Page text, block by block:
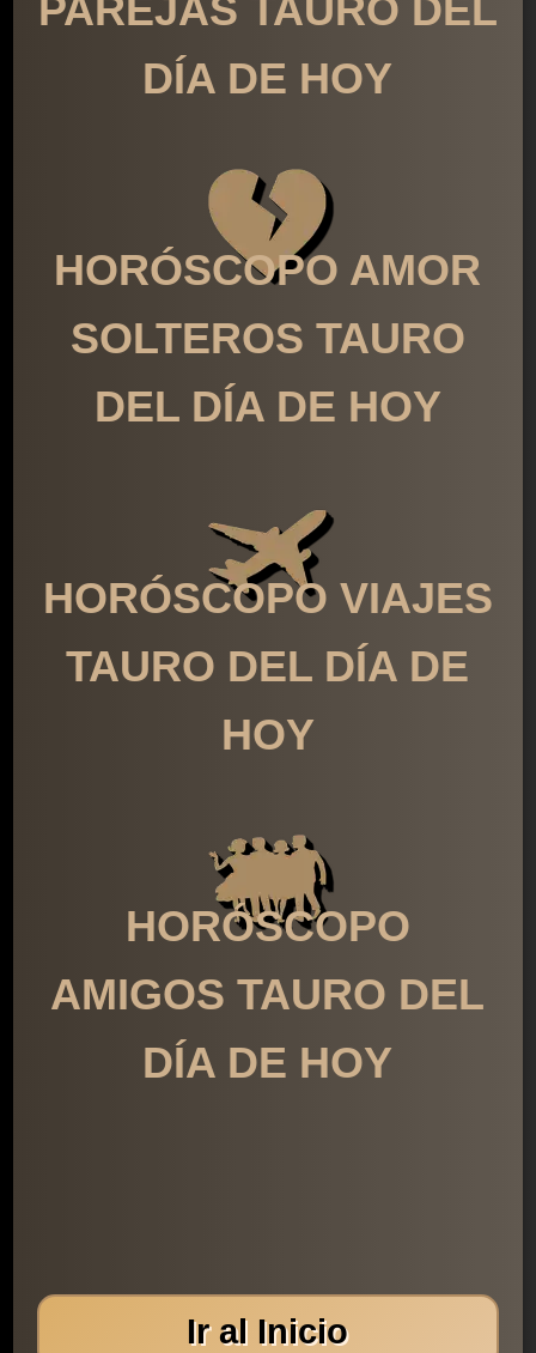
PAREJAS TAURO DEL
DÍA DE HOY
HORÓSCOPO AMOR
SOLTEROS TAURO
DEL DÍA DE HOY
HORÓSCOPO VIAJES
TAURO DEL DÍA DE
HOY
HORÓSCOPO
AMIGOS TAURO DEL
DÍA DE HOY
Ir al Inicio